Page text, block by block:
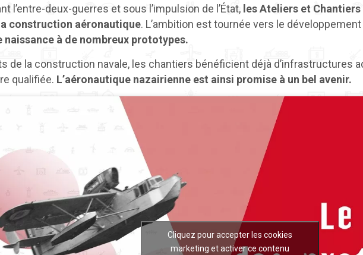
l’entre-deux-guerres et sous l’impulsion de l’État, les Ateliers et
construction aéronautique. L’ambition est tournée vers le
naissance à de nombreux prototypes.
de la construction navale, les chantiers bénéficient déjà d’infrastructures
qualifiée. L’aéronautique nazairienne est ainsi promise à un bel avenir.
Cliquez pour accepter les cookies
marketing et activer ce contenu